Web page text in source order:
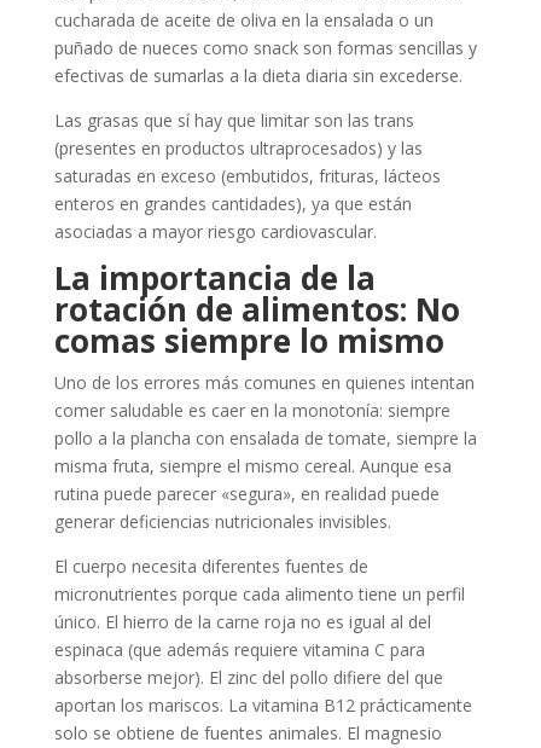
cucharada de aceite de oliva en la ensalada o un
puñado de nueces como snack son formas sencillas y
efectivas de sumarlas a la dieta diaria sin excederse.
Las grasas que sí hay que limitar son las trans
(presentes en productos ultraprocesados) y las
saturadas en exceso (embutidos, frituras, lácteos
enteros en grandes cantidades), ya que están
asociadas a mayor riesgo cardiovascular.
La importancia de la
rotación de alimentos: No
comas siempre lo mismo
Uno de los errores más comunes en quienes intentan
comer saludable es caer en la monotonía: siempre
pollo a la plancha con ensalada de tomate, siempre la
misma fruta, siempre el mismo cereal. Aunque esa
rutina puede parecer «segura», en realidad puede
generar deficiencias nutricionales invisibles.
El cuerpo necesita diferentes fuentes de
micronutrientes porque cada alimento tiene un perfil
único. El hierro de la carne roja no es igual al del
espinaca (que además requiere vitamina C para
absorberse mejor). El zinc del pollo difiere del que
aportan los mariscos. La vitamina B12 prácticamente
solo se obtiene de fuentes animales. El magnesio